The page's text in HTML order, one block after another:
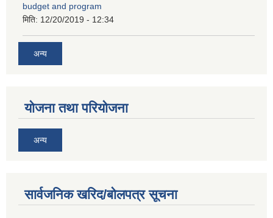
budget and program
मिति: 12/20/2019 - 12:34
अन्य
योजना तथा परियोजना
अन्य
सार्वजनिक खरिद/बोलपत्र सूचना